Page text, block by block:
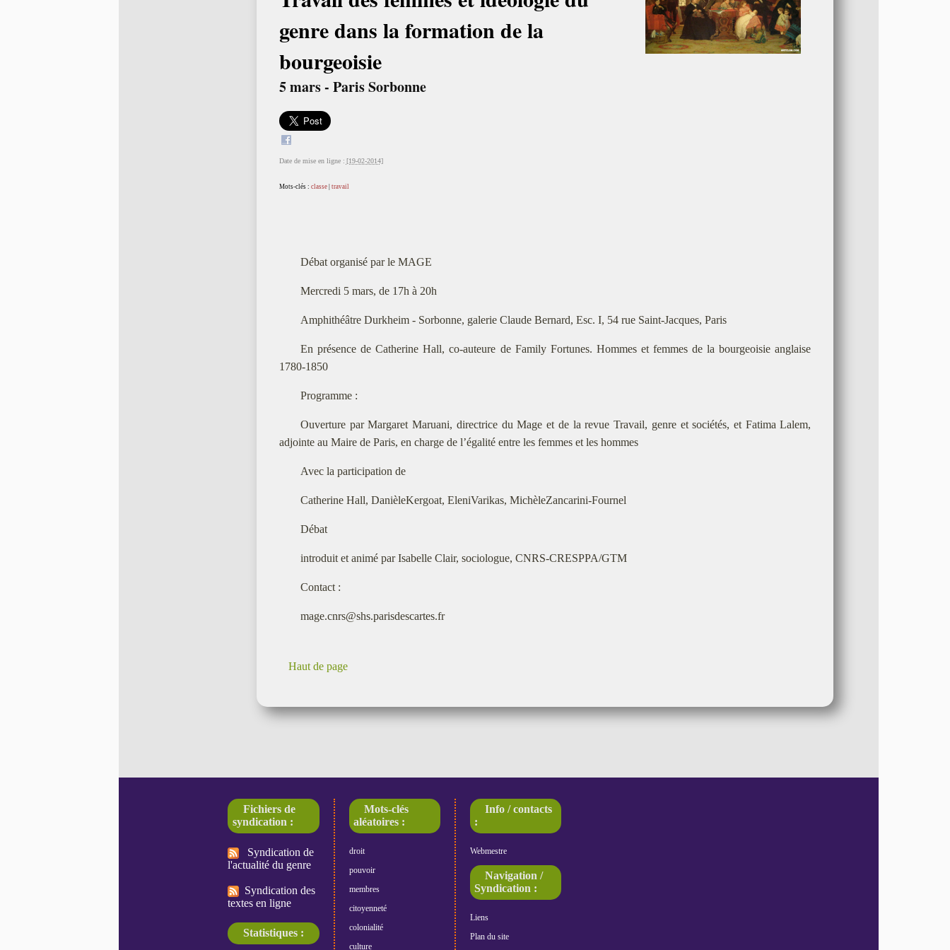
genre dans la formation de la
bourgeoisie
5 mars - Paris Sorbonne
Date de mise en ligne : [19-02-2014]
Mots-clés : classe| travail
Débat organisé par le MAGE
Mercredi 5 mars, de 17h à 20h
Amphithéâtre Durkheim - Sorbonne, galerie Claude Bernard, Esc. I, 54 rue Saint-Jacques, Paris
En présence de Catherine Hall, co-auteure de Family Fortunes. Hommes et femmes de la bourgeoisie anglaise
1780-1850
Programme :
Ouverture par Margaret Maruani, directrice du Mage et de la revue Travail, genre et sociétés, et Fatima Lalem,
adjointe au Maire de Paris, en charge de l’égalité entre les femmes et les hommes
Avec la participation de
Catherine Hall, DanièleKergoat, EleniVarikas, MichèleZancarini-Fournel
Débat
introduit et animé par Isabelle Clair, sociologue, CNRS-CRESPPA/GTM
Contact :
mage.cnrs@shs.parisdescartes.fr
Haut de page
Fichiers de
syndication :
Syndication de
l'actualité du genre
Syndication des
textes en ligne
Statistiques :
Mots-clés
aléatoires :
droit
pouvoir
membres
citoyenneté
colonialité
culture
Info / contacts
:
Webmestre
Navigation /
Syndication :
Liens
Plan du site